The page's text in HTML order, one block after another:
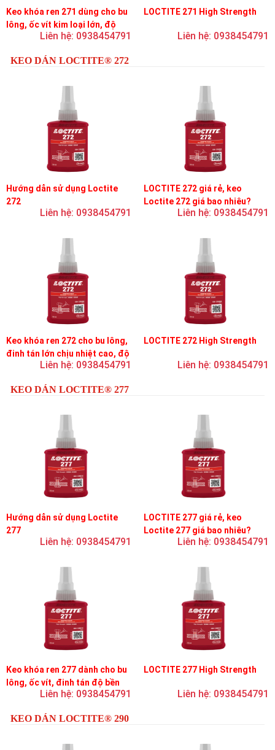
Keo khóa ren 271 dùng cho bu
lông, ốc vít kim loại lớn, độ
nhớt thấp, độ bền cao
Liên hệ: 0938454791
LOCTITE 271 High Strength
Liên hệ: 0938454791
KEO DÁN LOCTITE® 272
Hướng dẫn sử dụng Loctite
272
Liên hệ: 0938454791
LOCTITE 272 giá rẻ, keo
Loctite 272 giá bao nhiêu?
Liên hệ: 0938454791
Keo khóa ren 272 cho bu lông,
đinh tán lớn chịu nhiệt cao, độ
bền cao, độ nhớt trung bình
Liên hệ: 0938454791
LOCTITE 272 High Strength
Liên hệ: 0938454791
KEO DÁN LOCTITE® 277
Hướng dẫn sử dụng Loctite
277
Liên hệ: 0938454791
LOCTITE 277 giá rẻ, keo
Loctite 277 giá bao nhiêu?
Liên hệ: 0938454791
Keo khóa ren 277 dành cho bu
lông, ốc vít, đinh tán độ bền
cao, độ nhớt cao
Liên hệ: 0938454791
LOCTITE 277 High Strength
Liên hệ: 0938454791
KEO DÁN LOCTITE® 290